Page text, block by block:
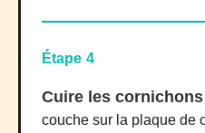
Étape 4
Cuire les
couche sur la plaque de